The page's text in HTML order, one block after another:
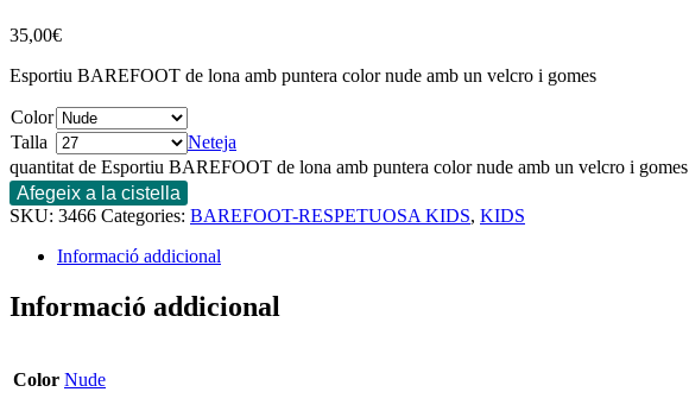
35,00€
Esportiu BAREFOOT de lona amb puntera color nude amb un velcro i gomes
Color
Talla
Neteja
quantitat de Esportiu BAREFOOT de lona amb puntera color nude amb un velcro i gomes
Afegeix a la cistella
SKU: 3466 Categories: BAREFOOT-RESPETUOSA KIDS, KIDS
Informació addicional
Informació addicional
Color Nude